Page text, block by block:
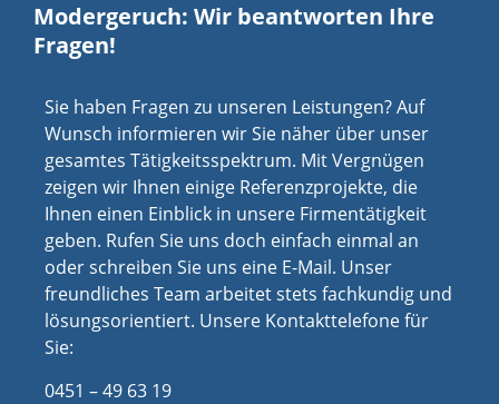
Modergeruch: Wir beantworten Ihre
Fragen!
Sie haben Fragen zu unseren Leistungen? Auf
Wunsch informieren wir Sie näher über unser
gesamtes Tätigkeitsspektrum. Mit Vergnügen
zeigen wir Ihnen einige Referenzprojekte, die
Ihnen einen Einblick in unsere Firmentätigkeit
geben. Rufen Sie uns doch einfach einmal an
oder schreiben Sie uns eine E-Mail. Unser
freundliches Team arbeitet stets fachkundig und
lösungsorientiert. Unsere Kontakttelefone für
Sie:
0451 – 49 63 19